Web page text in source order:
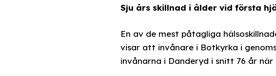
Sju års skillnad i ålder vid första
En av de mest påtagliga
visar att invånare i Botkyrka i
invånarna i Danderyd i snitt 76 år